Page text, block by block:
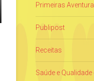
Primeiras
Publipost
Receitas
Saúde e Qualidade